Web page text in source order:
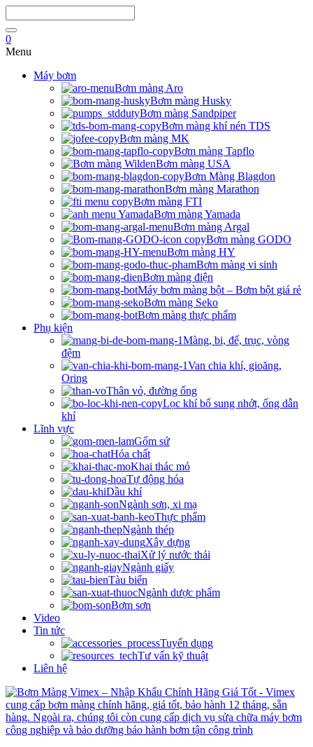
0
Menu
Máy bơm
Bơm màng Aro
Bơm màng Husky
Bơm màng Sandpiper
Bơm màng khí nén TDS
Bơm màng MK
Bơm màng Tapflo
Bơm màng USA
Bơm Màng Blagdon
Bơm màng Marathon
Bơm màng FTI
Bơm màng Yamada
Bơm màng Argal
Bơm màng GODO
Bơm màng HY
Bơm màng vi sinh
Bơm màng điện
Máy bơm màng bột – Bơm bột giá rẻ
Bơm màng Seko
Bơm màng thực phẩm
Phụ kiện
Màng, bi, đế, trục, vòng
đệm
Van chia khí, gioăng,
Oring
Thân vỏ, đường ống
Lọc khí bổ sung nhớt, ống dẫn
khí
Lĩnh vực
Gốm sứ
Hóa chất
Khai thác mỏ
Tự động hóa
Dầu khí
Ngành sơn, xi mạ
Thực phẩm
Ngành thép
Xây dựng
Xử lý nước thải
Ngành giấy
Tàu biển
Ngành dược phẩm
Bơm sơn
Video
Tin tức
Tuyển dụng
Tư vấn kỹ thuật
Liên hệ